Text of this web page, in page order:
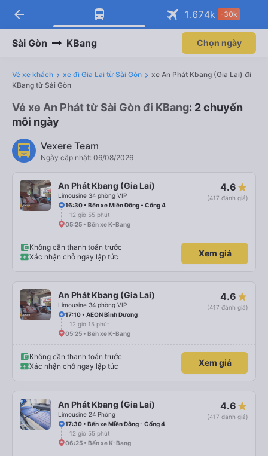
Tải app Vexere ngay!
Nhận ưu đãi thành viên độc
Mở app
Tải app Vexere
-30k/ghế khi đặt vé máy bay qua
Mở app
arrow_back 1.674k -30k
Sài Gòn KBang Chọn ngày
Vé xe khách xe đi Gia Lai từ Sài Gòn
xe An Phát Kbang (Gia Lai) đi
KBang từ Sài Gòn
Vé xe An Phát từ Sài Gòn đi KBang: 2 chuyến
mỗi ngày
Vexere Team
Ngày cập nhật: 06/08/2026
An Phát Kbang (Gia Lai)
Limousine 34 phòng VIP
4.6
(417 đánh giá)
16:30 • Bến xe Miền Đông - Cổng 4
12 giờ 55 phút
05:25 • Bến xe K-Bang
Không cần thanh toán trước
Xác nhận chỗ ngay lập tức
Xem giá
An Phát Kbang (Gia Lai)
Limousine 34 phòng VIP
4.6
(417 đánh giá)
17:10 • AEON Bình Dương
12 giờ 15 phút
05:25 • Bến xe K-Bang
Không cần thanh toán trước
Xác nhận chỗ ngay lập tức
Xem giá
An Phát Kbang (Gia Lai)
Limousine 24 Phòng
4.6
(417 đánh giá)
17:30 • Bến xe Miền Đông - Cổng 4
12 giờ 55 phút
06:25 • Bến xe K-Bang